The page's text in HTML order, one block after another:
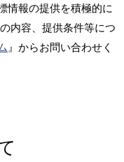
情報の提供を積極的に
内容、提供条件等につ
』からお問い合わせく